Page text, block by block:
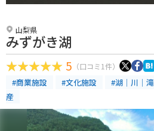
山梨県
みずがき湖
5 （口コミ1件）
#商業施設 #文化施設 #湖｜川｜滝
産